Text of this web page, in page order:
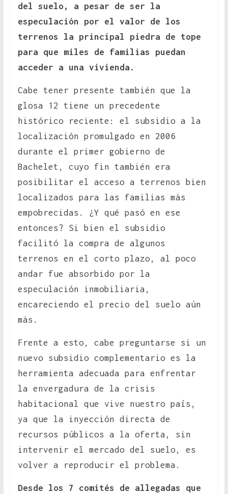
del suelo, a pesar de ser la
especulación por el valor de los
terrenos la principal piedra de tope
para que miles de familias puedan
acceder a una vivienda.
Cabe tener presente también que la
glosa 12 tiene un precedente
histórico reciente: el subsidio a la
localización promulgado en 2006
durante el primer gobierno de
Bachelet, cuyo fin también era
posibilitar el acceso a terrenos bien
localizados para las familias más
empobrecidas. ¿Y qué pasó en ese
entonces? Si bien el subsidio
facilitó la compra de algunos
terrenos en el corto plazo, al poco
andar fue absorbido por la
especulación inmobiliaria,
encareciendo el precio del suelo aún
más.
Frente a esto, cabe preguntarse si un
nuevo subsidio complementario es la
herramienta adecuada para enfrentar
la envergadura de la crisis
habitacional que vive nuestro país,
ya que la inyección directa de
recursos públicos a la oferta, sin
intervenir el mercado del suelo, es
volver a reproducir el problema.
Desde los 7 comités de allegadas que